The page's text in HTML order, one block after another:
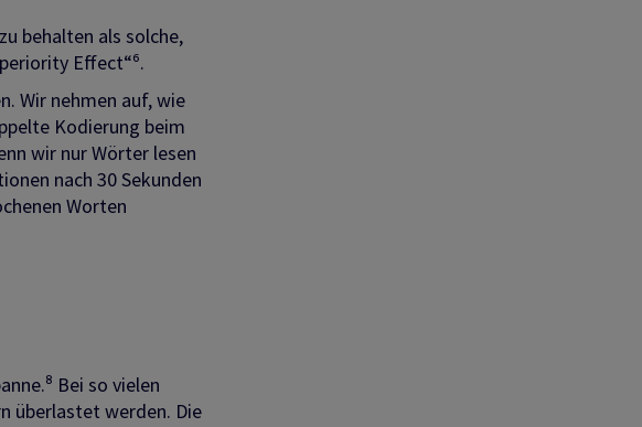
behalten als solche,
Effect“⁶.
Wir nehmen auf, wie
Kodierung beim
wir nur Wörter lesen
nach 30 Sekunden
Worten
Bei so vielen
überlastet werden. Die